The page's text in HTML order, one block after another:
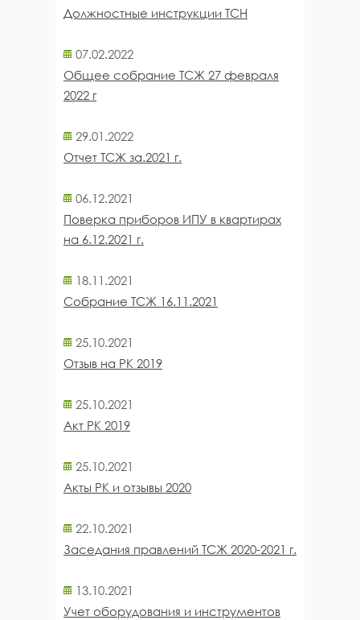
Должностные инструкции ТСН
07.02.2022
Общее собрание ТСЖ 27 февраля
2022 г
29.01.2022
Отчет ТСЖ за.2021 г.
06.12.2021
Поверка приборов ИПУ в квартирах
на 6.12.2021 г.
18.11.2021
Собрание ТСЖ 16.11.2021
25.10.2021
Отзыв на РК 2019
25.10.2021
Акт РК 2019
25.10.2021
Акты РК и отзывы 2020
22.10.2021
Заседания правлений ТСЖ 2020-2021 г.
13.10.2021
Учет оборудования и инструментов